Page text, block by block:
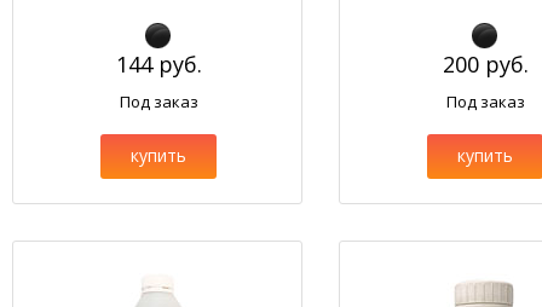
144 руб.
Под заказ
купить
200 руб.
Под заказ
купить